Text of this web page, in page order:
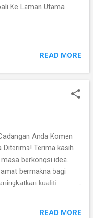
Ke Laman Utama
READ MORE
Anda Komen
Diterima! Terima kasih
berkongsi idea.
bermakna bagi
kualiti
READ MORE